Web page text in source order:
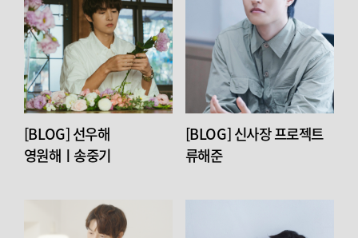
[BLOG] 선우해
영원해ㅣ송중기
[BLOG] 신사장 프로젝트
류해준